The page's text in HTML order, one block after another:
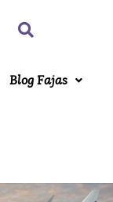
Blog Fajas